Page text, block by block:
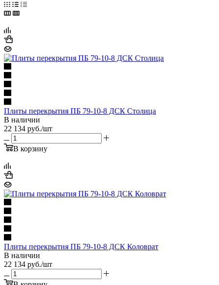
Плиты перекрытия ПБ 79-10-8 ДСК Столица
В наличии
22 134 руб./шт
В корзину
Плиты перекрытия ПБ 79-10-8 ДСК Коловрат
В наличии
22 134 руб./шт